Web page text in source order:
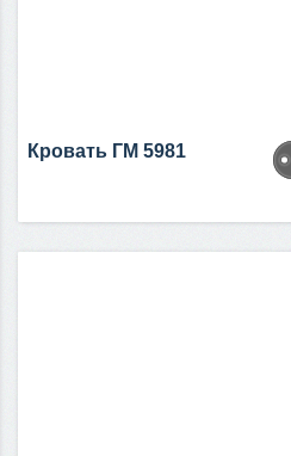
Кровать ГМ 5981